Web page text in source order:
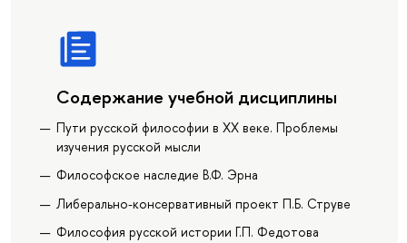
Содержание учебной дисциплины
Пути русской философии в ХХ веке. Проблемы
изучения русской мысли
Философское наследие В.Ф. Эрна
Либерально-консервативный проект П.Б. Струве
Философия русской истории Г.П. Федотова